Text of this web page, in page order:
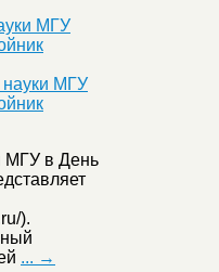
МГУ
МГУ в День
).
... →